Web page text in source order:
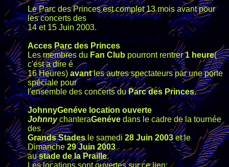
Le Parc des Princes est complet 13 mois avant pour
les concerts des
14 et 15 Juin 2003.
Acces Parc des Princes
Les membres duFan Clubpourront rentrer1 heure(
c'est a dire é
16 Heures)avantles autres spectateurs par une porte
spéciale pour
l'ensemble des concerts duParc des Princes.
JohnnyGenéve location ouverte
JohnnychanteraGenévedans le cadre de la tournée
des
Grands Stadesle samedi28 Juin 2003et le
Dimanche 29 Juin 2003
austade de la Praille.
Les locations sont ouvertes sur ce lien: